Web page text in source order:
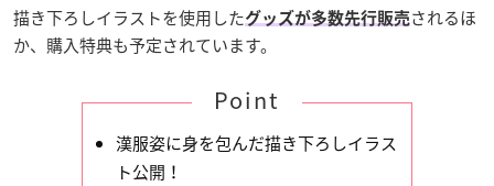
描き下ろしイラストを使用したグッズが多数先行販売 されるほ
か、購入特典も予定されています。
Point
漢服姿に身を包んだ描き下ろしイラス
ト公開！